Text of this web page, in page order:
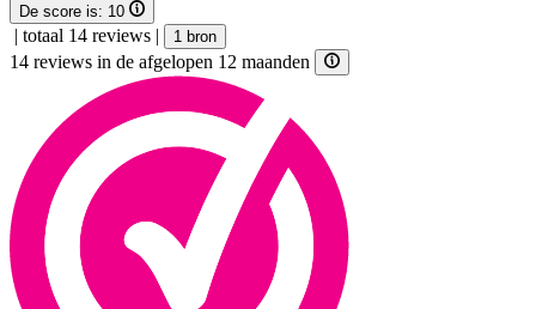
De score is: 10
| totaal 14 reviews | 1 bron
14 reviews in de afgelopen 12 maanden